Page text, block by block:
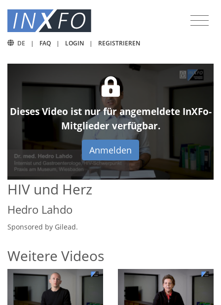
DE | FAQ | LOGIN | REGISTRIEREN
Dieses Video ist nur für angemeldete InXFo-
Mitglieder verfügbar.
Anmelden
HIV und Herz
Hedro Lahdo
Sponsored by Gilead.
Weitere Videos